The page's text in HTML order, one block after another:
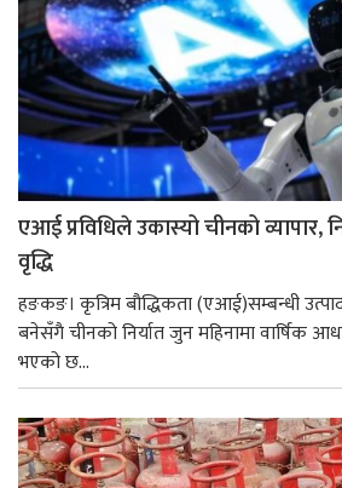
एआई प्रविधिले उकास्यो चीनको व्यापार,
वृद्धि
हङकङ। कृत्रिम बौद्धिकता (एआई)सम्बन्धी
बनेसँगै चीनको निर्यात जुन महिनामा वार्षिक
भएको छ...